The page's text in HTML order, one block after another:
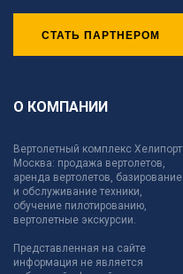
СТАТЬ ПАРТНЕРОМ
О КОМПАНИИ
Вертолетный комплекс Хелипорт
Москва: продажа вертолетов,
аренда вертолетов, базирование
и обслуживание техники,
обучение пилотированию,
вертолетные экскурсии.
Представленная на сайте
информация не является